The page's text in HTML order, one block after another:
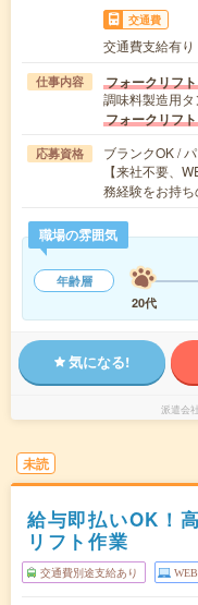
交通費
交通費支給有り
仕事内容 フォークリフト
調味料製造用
フォークリフト
応募資格
ブランクOK /
【来社不要、
務経験をお持
職場の雰囲気
年齢層
20代
気になる!
派遣会社
未読
給与即払いOK！
リフト作業
交通費別途支給あり